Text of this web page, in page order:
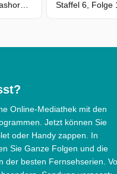
Christoph ihr
verleben die
näher.
wurde auf HR
18 April 2026,
wurde zuerst
2024 gepostet.
Online-Mediathek mit den
Jetzt können Sie
oder Handy zappen. In
Sie Ganze Folgen und die
der besten Fernsehserien.